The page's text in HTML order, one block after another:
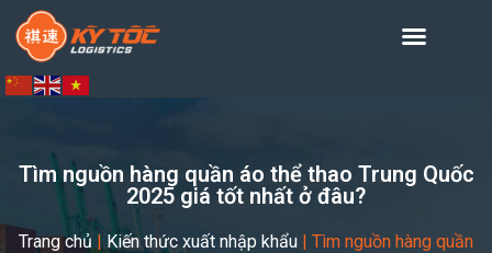
Tìm nguồn hàng quần áo thể thao Trung Quốc
2025 giá tốt nhất ở đâu?
Trang chủ | Kiến thức xuất nhập khẩu | Tìm nguồn hàng quần